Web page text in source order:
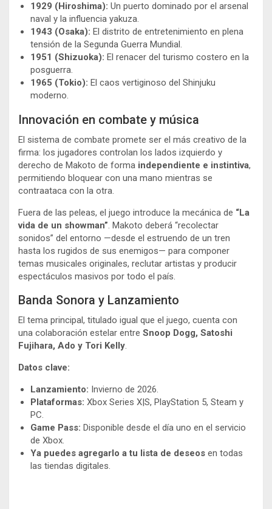
1929 (Hiroshima): Un puerto dominado por el arsenal
naval y la influencia yakuza.
1943 (Osaka): El distrito de entretenimiento en plena
tensión de la Segunda Guerra Mundial.
1951 (Shizuoka): El renacer del turismo costero en la
posguerra.
1965 (Tokio): El caos vertiginoso del Shinjuku
moderno.
Innovación en combate y música
El sistema de combate promete ser el más creativo de la
firma: los jugadores controlan los lados izquierdo y
derecho de Makoto de forma independiente e instintiva,
permitiendo bloquear con una mano mientras se
contraataca con la otra.
Fuera de las peleas, el juego introduce la mecánica de “La
vida de un showman”. Makoto deberá “recolectar
sonidos” del entorno —desde el estruendo de un tren
hasta los rugidos de sus enemigos— para componer
temas musicales originales, reclutar artistas y producir
espectáculos masivos por todo el país.
Banda Sonora y Lanzamiento
El tema principal, titulado igual que el juego, cuenta con
una colaboración estelar entre Snoop Dogg, Satoshi
Fujihara, Ado y Tori Kelly.
Datos clave:
Lanzamiento: Invierno de 2026.
Plataformas: Xbox Series X|S, PlayStation 5, Steam y
PC.
Game Pass: Disponible desde el día uno en el servicio
de Xbox.
Ya puedes agregarlo a tu lista de deseos en todas
las tiendas digitales.